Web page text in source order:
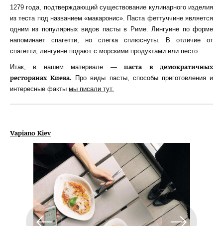
1279 года, подтверждающий существование кулинарного изделия
из теста под названием «макаронис». Паста феттуччине является
одним из популярных видов пасты в Риме. Лингуине по форме
напоминает спагетти, но слегка сплюснуты. В отличие от
спагетти, лингуине подают с морскими продуктами или песто.
Итак, в нашем материале —паста в демократичных
ресторанах Киева.
Про виды пасты, способы приготовления и
интересные факты мы писали тут.
Vapiano Kiev